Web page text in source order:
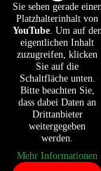
Sie sehen gerade einen
Platzhalterinhalt von
YouTube. Um auf den
eigentlichen Inhalt
zuzugreifen, klicken
Sie auf die
Schaltfläche unten.
Bitte beachten Sie,
dass dabei Daten an
Drittanbieter
weitergegeben
werden.
Mehr Informationen